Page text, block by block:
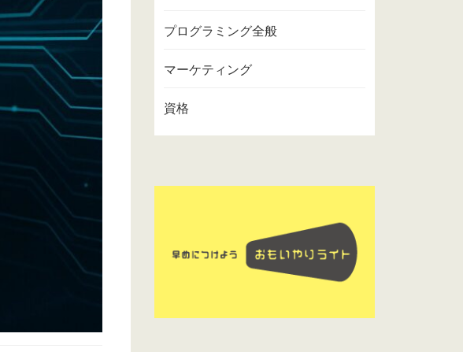
プログラミング全般
マーケティング
資格